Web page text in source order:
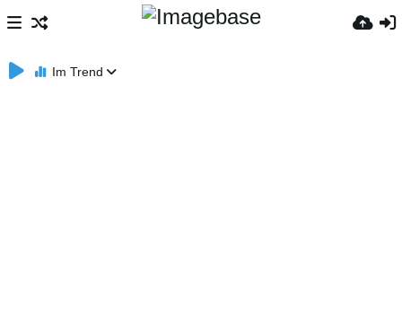
Im Trend